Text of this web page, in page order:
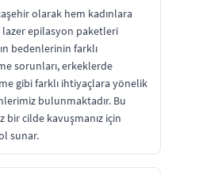
olarak hem kadınlara
epilasyon paketleri
bedenlerinin farklı
sorunları, erkeklerde
gibi farklı ihtiyaçlara yönelik
bulunmaktadır. Bu
bir cilde kavuşmanız için
sunar.